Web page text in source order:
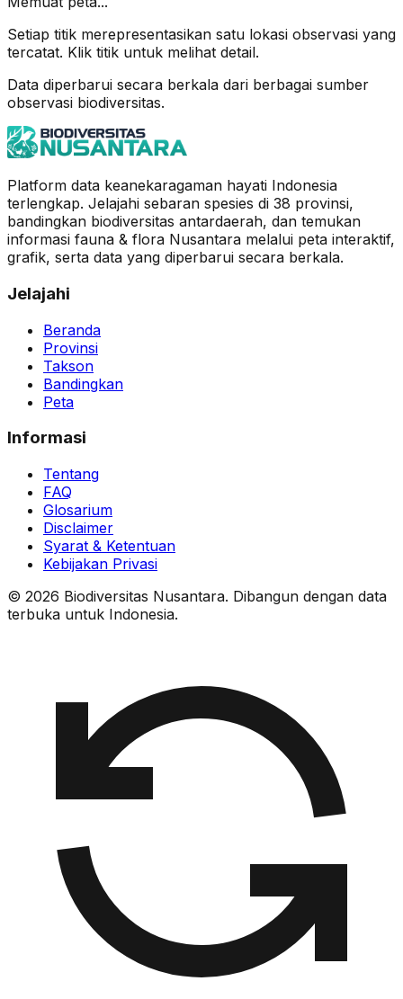
Setiap titik merepresentasikan satu lokasi observasi yang
tercatat. Klik titik untuk melihat detail.
Data diperbarui secara berkala dari berbagai sumber
observasi biodiversitas.
Platform data keanekaragaman hayati Indonesia
terlengkap. Jelajahi sebaran spesies di 38 provinsi,
bandingkan biodiversitas antardaerah, dan temukan
informasi fauna & flora Nusantara melalui peta interaktif,
grafik, serta data yang diperbarui secara berkala.
Jelajahi
Beranda
Provinsi
Takson
Bandingkan
Peta
Informasi
Tentang
FAQ
Glosarium
Disclaimer
Syarat & Ketentuan
Kebijakan Privasi
© 2026 Biodiversitas Nusantara. Dibangun dengan data
terbuka untuk Indonesia.